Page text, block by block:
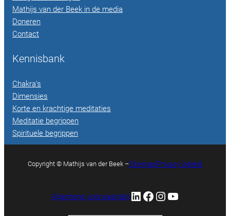
Mathijs van der Beek in de media
Doneren
Contact
Kennisbank
Chakra’s
Dimensies
Korte en krachtige meditaties
Meditatie begrippen
Spirituele begrippen
Copyright © Mathijs van der Beek –SitemapPrivacy beleid
Algemene voorwaardenLinkedIn
Facebook
Instagram
YouTube